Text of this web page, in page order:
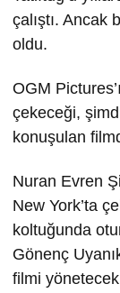
çalıştı. Ancak
oldu.
OGM
çekeceği,
konuşulan
Nuran Evren
New York’ta
koltuğunda
Gönenç
filmi